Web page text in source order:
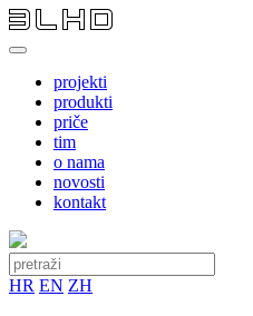
projekti
produkti
priče
tim
o nama
novosti
kontakt
HR EN ZH